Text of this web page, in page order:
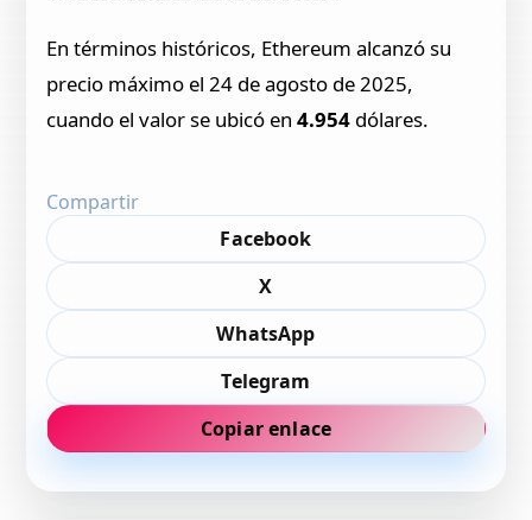
En términos históricos, Ethereum alcanzó su
precio máximo el 24 de agosto de 2025,
cuando el valor se ubicó en4.954 dólares.
Compartir
Facebook
X
WhatsApp
Telegram
Copiar enlace